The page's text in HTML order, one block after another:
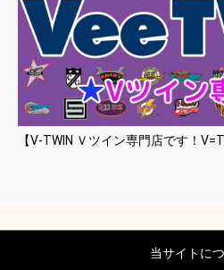
【V-TWIN Ｖツイン専門店です！
当サイトに